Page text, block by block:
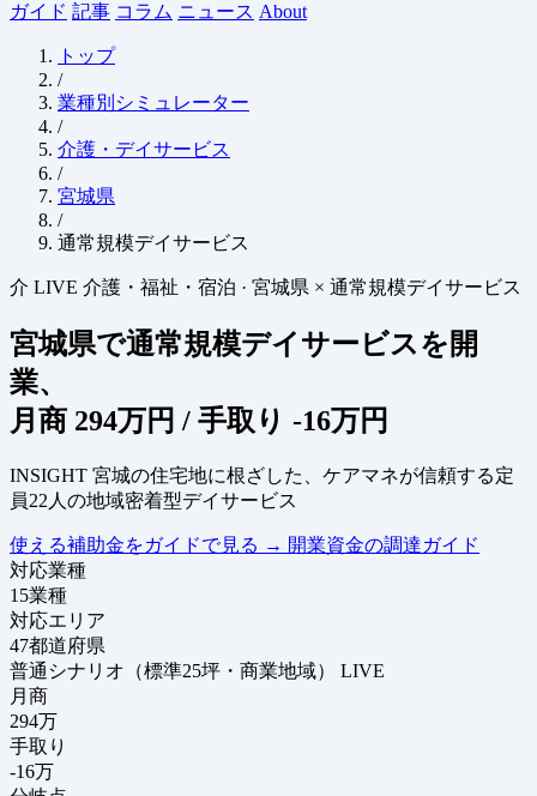
ガイド 記事 コラム ニュース About
トップ
/
業種別シミュレーター
/
介護・デイサービス
/
宮城県
/
通常規模デイサービス
介 LIVE 介護・福祉・宿泊 · 宮城県 × 通常規模デイサービス
宮城県で通常規模デイサービスを開
業、
月商 294万円 / 手取り -16万円
INSIGHT 宮城の住宅地に根ざした、ケアマネが信頼する定
員22人の地域密着型デイサービス
使える補助金をガイドで見る → 開業資金の調達ガイド
対応業種
15業種
対応エリア
47都道府県
普通シナリオ（標準25坪・商業地域）
LIVE
月商
294万
手取り
-16万